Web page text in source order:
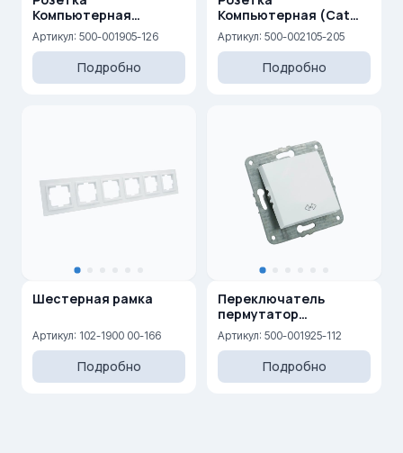
Компьютерная
двойная (2xRj45 Cat 6)
Артикул: 500-001905-126
Подробно
Компьютерная (Cat
6)+ ТВ — Концевая (0,5
dB) (F)
Артикул: 500-002105-205
Подробно
Шестерная рамка
Артикул: 102-1900 00-166
Подробно
Переключатель
пермутатор
(перекрестный) 10AX,
250 V
Артикул: 500-001925-112
Подробно